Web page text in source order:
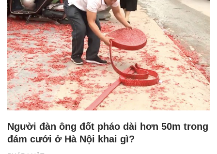
Người đàn ông đốt pháo dài hơn 50m trong
đám cưới ở Hà Nội khai gì?